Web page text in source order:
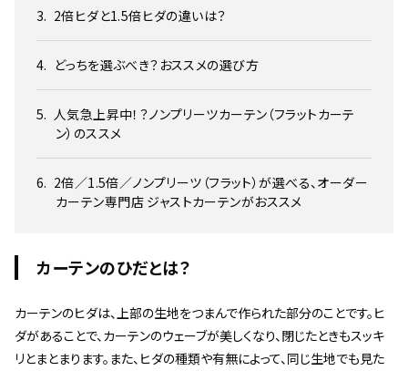
2倍ヒダと1.5倍ヒダの違いは？
どっちを選ぶべき？おススメの選び方
人気急上昇中！？ノンプリーツカーテン（フラットカーテ
ン）のススメ
2倍／1.5倍／ノンプリーツ（フラット）が選べる、オーダー
カーテン専門店 ジャストカーテンがおススメ
カーテンのひだとは？
カーテンのヒダは、上部の生地をつまんで作られた部分のことです。ヒ
ダがあることで、カーテンのウェーブが美しくなり、閉じたときもスッキ
リとまとまります。また、ヒダの種類や有無によって、同じ生地でも見た